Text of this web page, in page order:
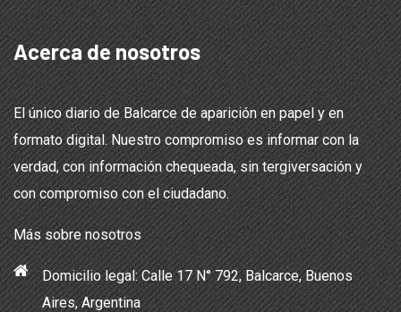
Acerca de nosotros
El único diario de Balcarce de aparición en papel y en
formato digital. Nuestro compromiso es informar con la
verdad, con información chequeada, sin tergiversación y
con compromiso con el ciudadano.
Más sobre nosotros
Domicilio legal: Calle 17 N° 792, Balcarce, Buenos
Aires, Argentina